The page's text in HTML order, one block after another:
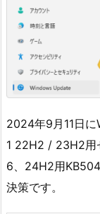
2024年9月11日
1 22H2 / 23H2用
6、24H2用
決策です。